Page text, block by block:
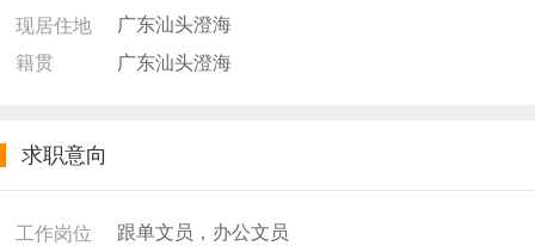
现居住地
广东汕头澄海
籍贯
广东汕头澄海
求职意向
工作岗位
跟单文员，办公文员